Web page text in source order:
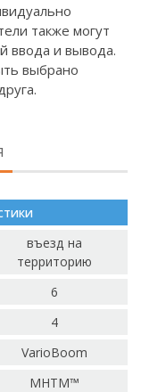
также могут
ввода и вывода.
выбрано
въезд на
территорию
6
4
VarioBoom
MHTM™